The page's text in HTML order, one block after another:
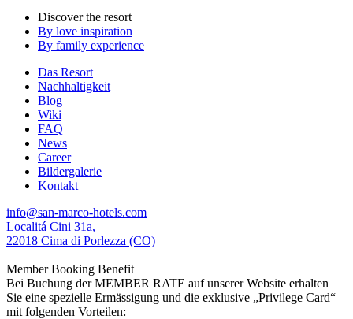
Discover the resort
By love inspiration
By family experience
Das Resort
Nachhaltigkeit
Blog
Wiki
FAQ
News
Career
Bildergalerie
Kontakt
info@san-marco-hotels.com
Localitá Cini 31a,
22018 Cima di Porlezza (CO)
Member Booking Benefit
Bei Buchung der MEMBER RATE auf unserer Website erhalten
Sie eine spezielle Ermässigung und die exklusive „Privilege Card“
mit folgenden Vorteilen: